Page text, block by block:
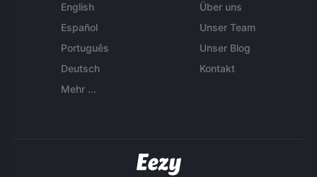
English
Español
Português
Deutsch
Mehr ...
Über uns
Unser Team
Unser Blog
Kontakt